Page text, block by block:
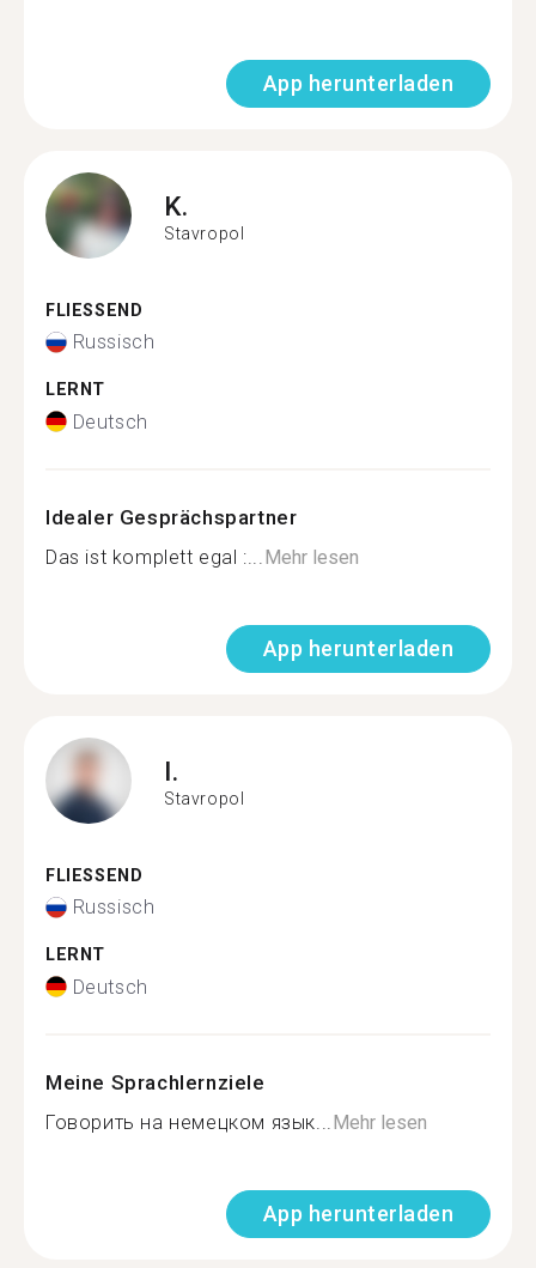
App herunterladen
K.
Stavropol
FLIESSEND
Russisch
LERNT
Deutsch
Idealer Gesprächspartner
Das ist komplett egal :... Mehr lesen
App herunterladen
I.
Stavropol
FLIESSEND
Russisch
LERNT
Deutsch
Meine Sprachlernziele
Говорить на немецком язык... Mehr lesen
App herunterladen